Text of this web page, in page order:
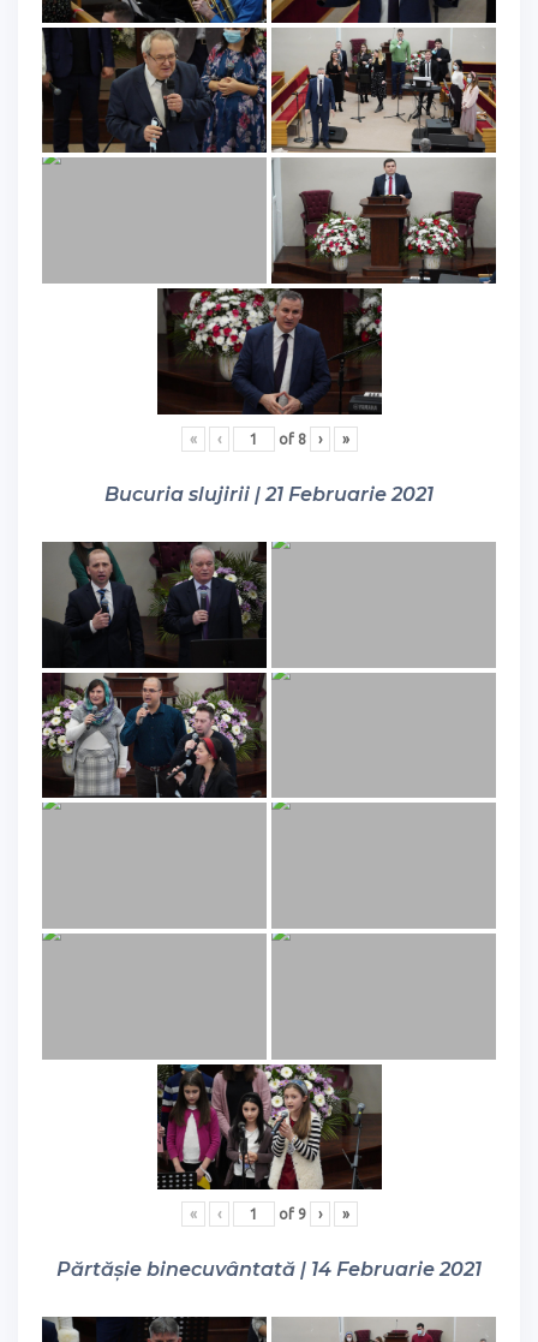
« ‹ of 8 › »
Bucuria slujirii | 21 Februarie 2021
« ‹ of 9 › »
Părtășie binecuvântată | 14 Februarie 2021